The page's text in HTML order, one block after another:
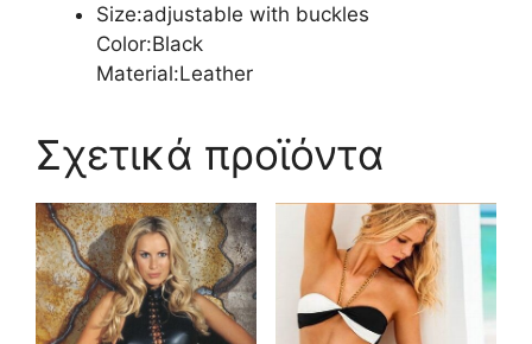
Size:adjustable with buckles
Color:Black
Material:Leather
Σχετικά προϊόντα